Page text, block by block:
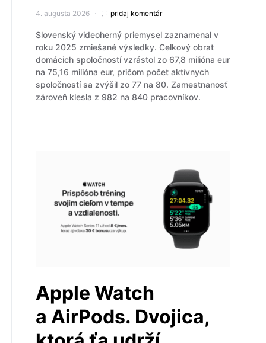
4. augusta 2026 pridaj komentár
Slovenský videoherný priemysel zaznamenal v
roku 2025 zmiešané výsledky. Celkový obrat
domácich spoločností vzrástol zo 67,8 milióna eur
na 75,16 milióna eur, pričom počet aktívnych
spoločností sa zvýšil zo 77 na 80. Zamestnanosť
zároveň klesla z 982 na 840 pracovníkov.
Apple Watch
a AirPods. Dvojica,